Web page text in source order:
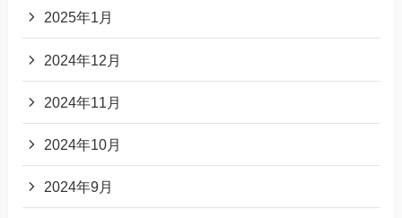
2025年1月
2024年12月
2024年11月
2024年10月
2024年9月